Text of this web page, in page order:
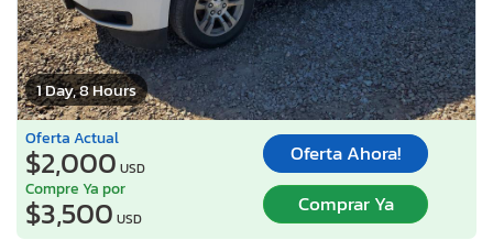
1 Day, 8 Hours
Oferta Actual
$2,000 USD
Oferta Ahora!
Compre Ya por
$3,500 USD
Comprar Ya